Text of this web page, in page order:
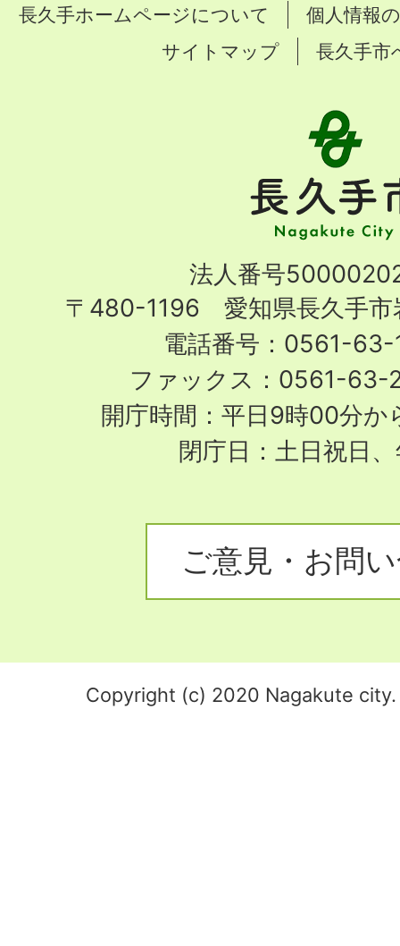
長久手ホームページについて
個人情報
サイトマップ
長久手市
手
市
City
法人番号
〒480-1196 愛知県長久手市
電話番号：0561-63-
ファックス：0561-63-
開庁時間：平日9時00分か
閉庁日：土日祝日
ご意見・お問
Copyright (c) 2020 Nagakute